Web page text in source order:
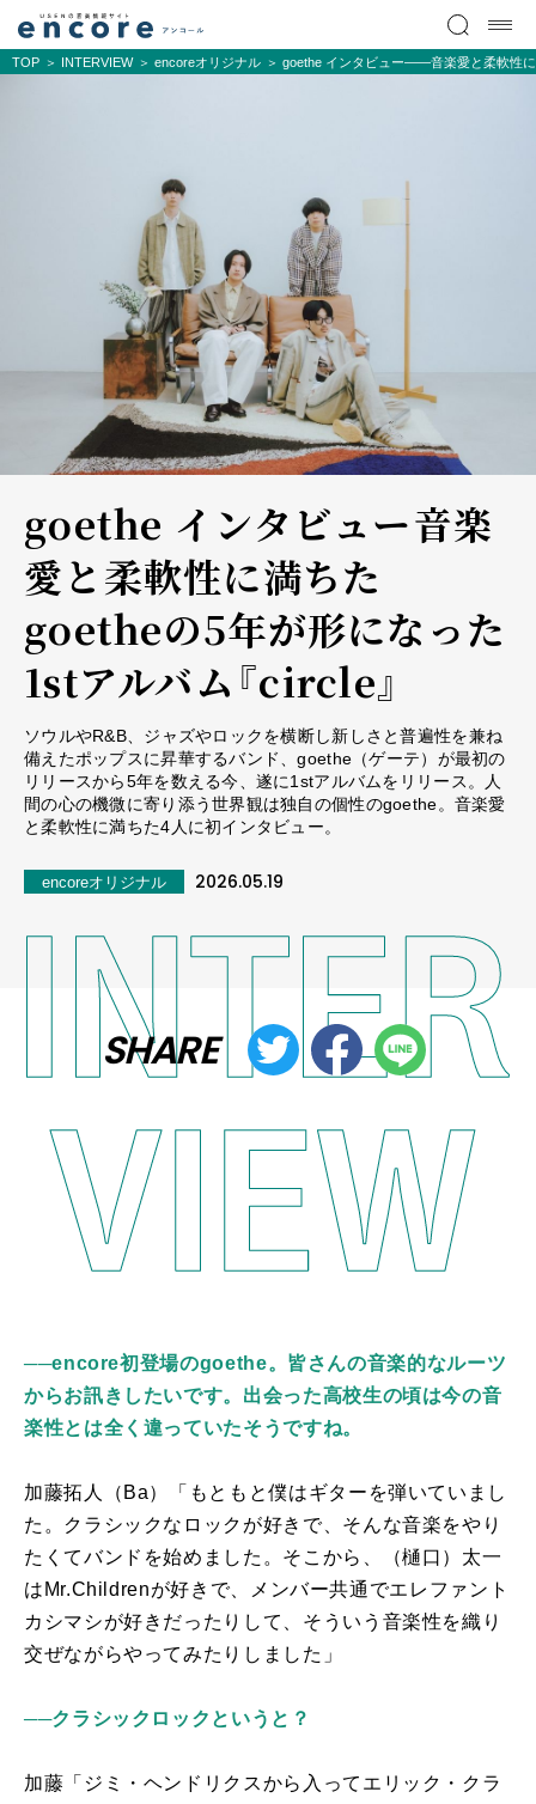
TOP INTERVIEW encoreオリジナル goethe インタビュー――音楽愛と柔軟性
goethe インタビュー――音楽
愛と柔軟性に満ちた
goetheの5年が形になった
1stアルバム『circle』
ソウルやR&B、ジャズやロックを横断し新しさと普遍性を兼ね
備えたポップスに昇華するバンド、goethe（ゲーテ）が最初の
リリースから5年を数える今、遂に1stアルバムをリリース。人
間の心の機微に寄り添う世界観は独自の個性のgoethe。音楽愛
と柔軟性に満ちた4人に初インタビュー。
encoreオリジナル 2026.05.19
SHARE
──encore初登場のgoethe。皆さんの音楽的なルーツ
からお訊きしたいです。出会った高校生の頃は今の音
楽性とは全く違っていたそうですね。
加藤拓人（ Ba）「もともと僕はギターを弾いていまし
た。クラシックなロックが好きで、そんな音楽をやり
たくてバンドを始めました。そこから、（樋口）太一
は Mr.Childrenが好きで、メンバー共通でエレファント
カシマシが好きだったりして、そういう音楽性を織り
交ぜながらやってみたりしました」
──クラシックロックというと？
加藤「ジミ・ヘンドリクスから入ってエリック・クラ